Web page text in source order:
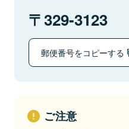
329-3123
郵便番号をコピーする
ご注意